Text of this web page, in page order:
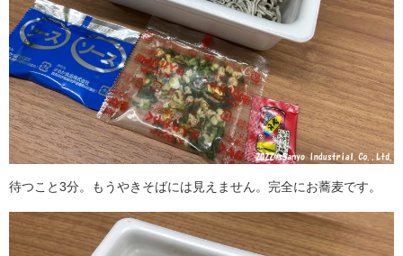
待つこと3分。もうやきそばには見えません。完全にお蕎麦です。